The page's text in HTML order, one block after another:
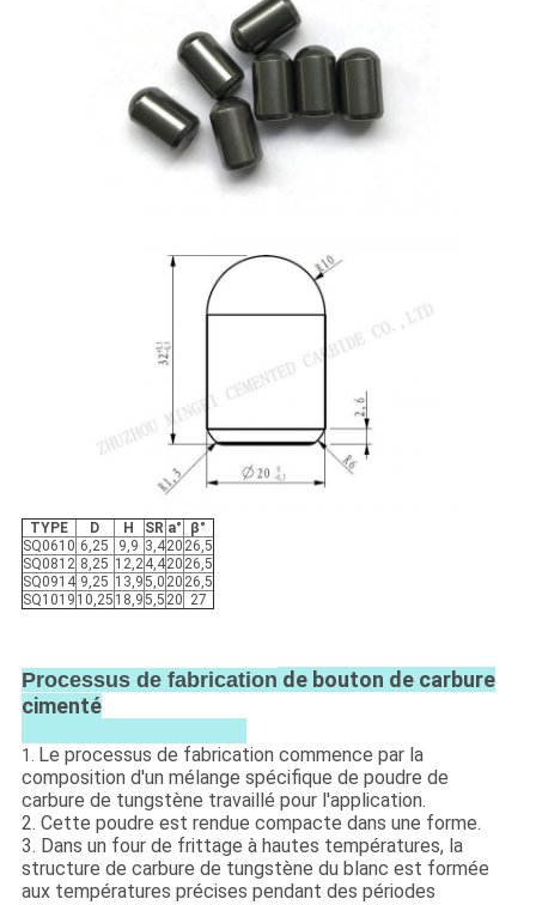
TYPE D H SR a°
β°
SQ0610 6,25 9,9 3,420 26,5
SQ0812 8,25 12,24,420 26,5
SQ0914 9,25 13,95,0 20 26,5
SQ1019 10,25 18,95,5 20 27
Processus de fabrication de bouton de carbure
cimenté
1. Le processus de fabrication commence par la
composition d'un mélange spécifique de poudre de
carbure de tungstène travaillé pour l'application.
2. Cette poudre est rendue compacte dans une forme.
3. Dans un four de frittage à hautes températures, la
structure de carbure de tungstène du blanc est formée
aux températures précises pendant des périodes